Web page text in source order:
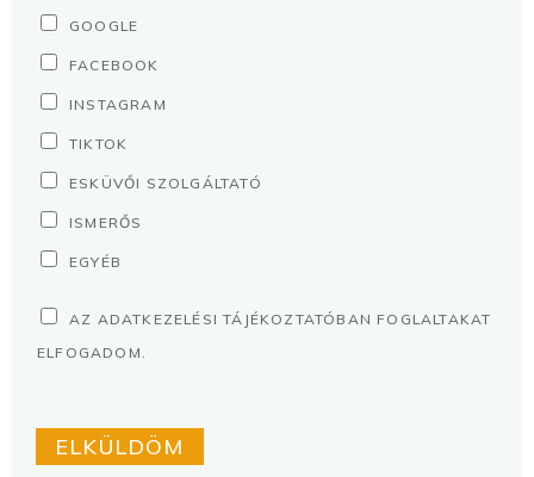
GOOGLE
FACEBOOK
INSTAGRAM
TIKTOK
ESKÜVŐI SZOLGÁLTATÓ
ISMERŐS
EGYÉB
A
D
AZ ADATKEZELÉSI TÁJÉKOZTATÓBAN FOGLALTAKAT
ELFOGADOM.
ELKÜLDÖM